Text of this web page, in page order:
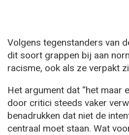
Volgens tegenstanders van
dit soort grappen bij aan
racisme, ook als ze verpakt
Het argument dat “het maar
door critici steeds vaker
benadrukken dat niet de
centraal moet staan. Wat